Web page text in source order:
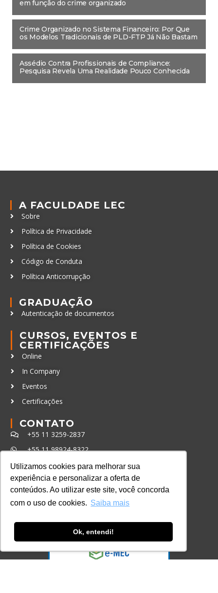
Utilizamos cookies para melhorar sua
experiência e personalizar a oferta de
conteúdos. Ao utilizar este site, você concorda
com o uso de cookies. Saiba mais
Ok, entendi!
em função do crime organizado
Crime Organizado no Sistema Financeiro: Por Que
os Modelos Tradicionais de PLD-FTP Já Não Bastam
Assédio Contra Profissionais de Compliance:
Pesquisa Revela Uma Realidade Pouco Conhecida
A FACULDADE LEC
Sobre
Política de Privacidade
Política de Cookies
Código de Conduta
Política Anticorrupção
GRADUAÇÃO
Autenticação de documentos
CURSOS, EVENTOS E
CERTIFICAÇÕES
Online
In Company
Eventos
Certificações
CONTATO
+55 11 3259-2837
+55 11 98924-8322
contato@lec.com.br
Ferramenta Antifraude
Sistema e-MEC